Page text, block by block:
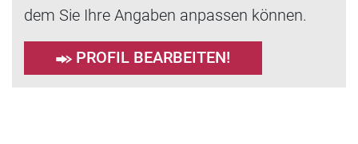
dem Sie Ihre Angaben anpassen können.
PROFIL BEARBEITEN!